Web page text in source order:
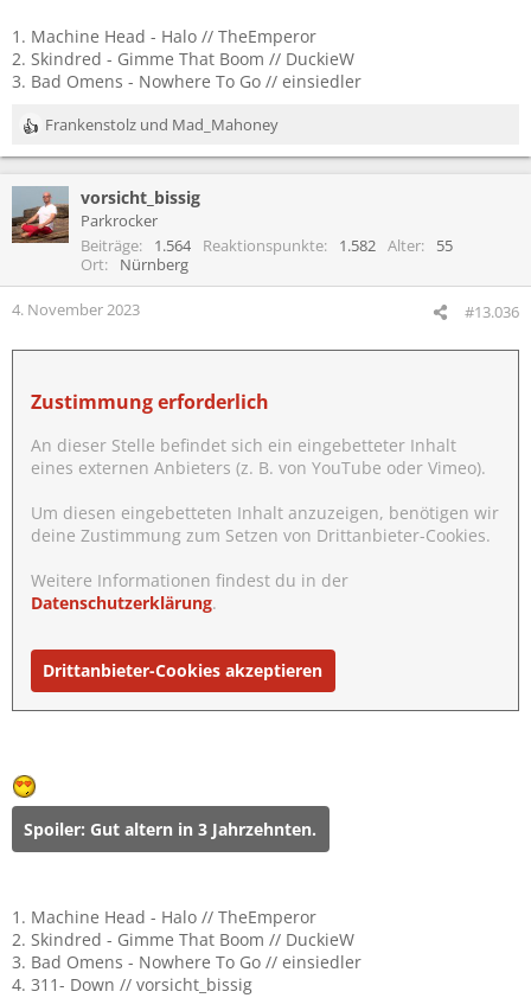
1. Machine Head - Halo // TheEmperor
2. Skindred - Gimme That Boom // DuckieW
3. Bad Omens - Nowhere To Go // einsiedler
R
e
t
i
n
:
Frankenstolz und Mad_Mahoney
vorsicht_bissig
Parkrocker
Beiträge
1.564 Reaktionspunkte 1.582 Alter
55
Ort
Nürnberg
4. November 2023 #13.036
Zustimmung erforderlich
An dieser Stelle befindet sich ein eingebetteter Inhalt
eines externen Anbieters (z. B. von YouTube oder Vimeo).
Um diesen eingebetteten Inhalt anzuzeigen, benötigen wir
deine Zustimmung zum Setzen von Drittanbieter-Cookies.
Weitere Informationen findest du in der
Datenschutzerklärung.
Drittanbieter-Cookies akzeptieren
Spoiler: Gut altern in 3 Jahrzehnten.
1. Machine Head - Halo // TheEmperor
2. Skindred - Gimme That Boom // DuckieW
3. Bad Omens - Nowhere To Go // einsiedler
4. 311- Down // vorsicht_bissig